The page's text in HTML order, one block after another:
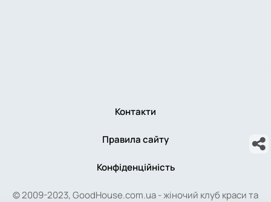
© 2009-2023, GoodHouse.com.ua - жіночий клуб краси та
Контакти
Правила сайту
Конфіденційність